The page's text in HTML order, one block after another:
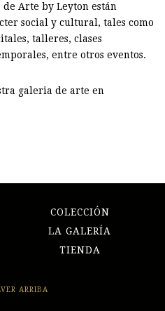
de Arte by Leyton están
social y cultural, tales como
talleres, clases
entre otros eventos.
galeria de arte en
COLECCIÓN
LA GALERÍA
TIENDA
ARRIBA